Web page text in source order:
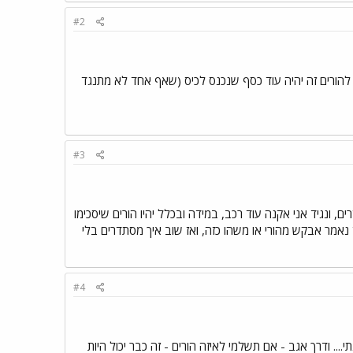
#2
זה יהיה עוד כסף שנכנס לכיס (שאף אחד לא מתנגד
#3
אני אקנה עוד רכב, במידה ובכלל יהיו הורים שיסכימו
נאמר אבקש מהורי או משהו כזה, ואז שוב איך מסתדרים בלי
#4
ודרך אגב - אם תשלמי לאיזה הורים - זה כבר יכול היות